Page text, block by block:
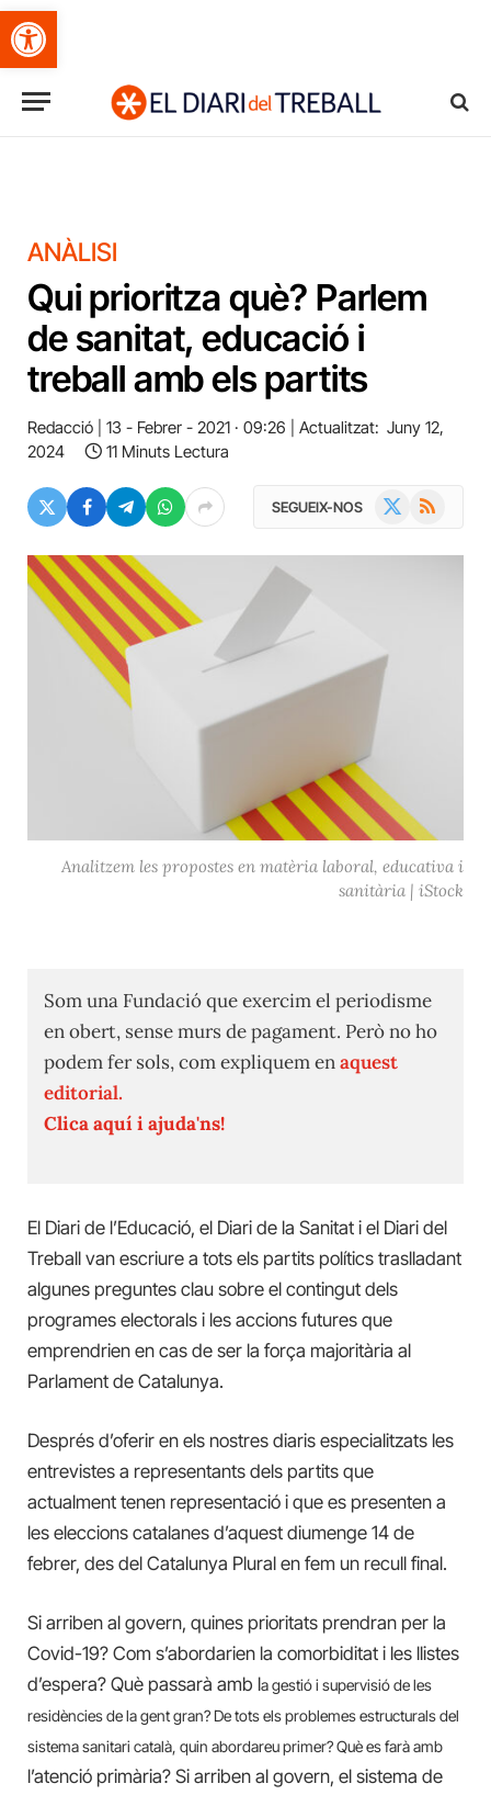
Obre la barra d'eines
ANÀLISI
Qui prioritza què? Parlem
de sanitat, educació i
treball amb els partits
Redacció 13 - Febrer - 2021 · 09:26 Actualitzat: Juny 12,
2024
11 Minuts Lectura
SEGUEIX-NOS RSS
Analitzem les propostes en matèria laboral, educativa i
sanitària | iStock
Som una Fundació que exercim el periodisme
en obert, sense murs de pagament. Però no ho
podem fer sols, com expliquem enaquest
editorial.
Clica aquí i ajuda'ns!
El Diari de l’Educació, el Diari de la Sanitat i el Diari del
Treball van escriure a tots els partits polítics traslladant
algunes preguntes clau sobre el contingut dels
programes electorals i les accions futures que
emprendrien en cas de ser la força majoritària al
Parlament de Catalunya.
Després d’oferir en els nostres diaris especialitzats les
entrevistes a representants dels partits que
actualment tenen representació i que es presenten a
les eleccions catalanes d’aquest diumenge 14 de
febrer, des del Catalunya Plural en fem un recull final.
Si arriben al govern, quines prioritats prendran per la
Covid-19? Com s’abordarien la comorbiditat i les llistes
d’espera? Què passarà amb la gestió i supervisió de les
residències de la gent gran? De tots els problemes estructurals del
sistema sanitari català, quin abordareu primer? Què es farà amb
l’atenció primària? Si arriben al govern, el sistema de